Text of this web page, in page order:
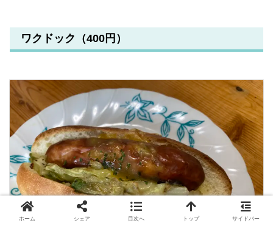
ワクドック（400円）
ホーム シェア 目次へ トップ サイドバー